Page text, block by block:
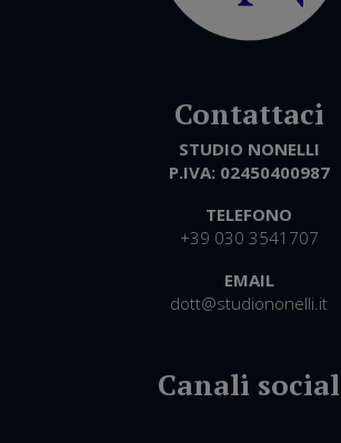
STUDIO NONELLI
P.IVA: 02450400987
TELEFONO
+39 030 3541707
EMAIL
dott@studiononelli.it